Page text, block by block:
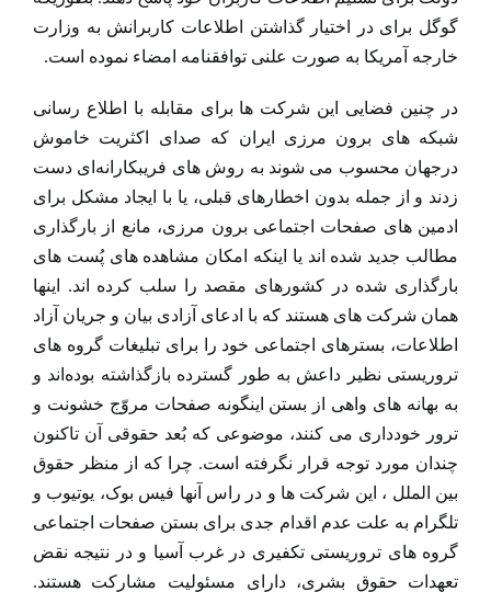
گوگل برای در اختیار گذاشتن اطلاعات کاربرانش به وزارت
خارجه آمریکا به صورت علنی توافقنامه امضاء نموده است.
در چنین فضایی این شرکت ها برای مقابله با اطلاع رسانی
شبکه های برون مرزی ایران که صدای اکثریت خاموش
درجهان محسوب می شوند به روش های فریبکارانه‌ای دست
زدند و از جمله بدون اخطارهای قبلی، یا با ایجاد مشکل برای
ادمین های صفحات اجتماعی برون مرزی، مانع از بارگذاری
مطالب جدید شده اند یا اینکه امکان مشاهده های پُست های
بارگذاری شده در کشورهای مقصد را سلب کرده اند. اینها
همان شرکت های هستند که با ادعای آزادی بیان و جریان آزاد
اطلاعات، بسترهای اجتماعی خود را برای تبلیغات گروه های
تروریستی نظیر داعش به طور گسترده بازگذاشته بوده‌اند و
به بهانه های واهی از بستن اینگونه صفحات مروّج خشونت و
ترور خودداری می کنند، موضوعی که بُعد حقوقی آن تاکنون
چندان مورد توجه قرار نگرفته است. چرا که از منظر حقوق
بین الملل ، این شرکت ها و در راس آنها فیس بوک، یوتیوب و
تلگرام به علت عدم اقدام جدی برای بستن صفحات اجتماعی
گروه های تروریستی تکفیری در غرب آسیا و در نتیجه نقض
تعهدات حقوق بشری، دارای مسئولیت مشارکت هستند.